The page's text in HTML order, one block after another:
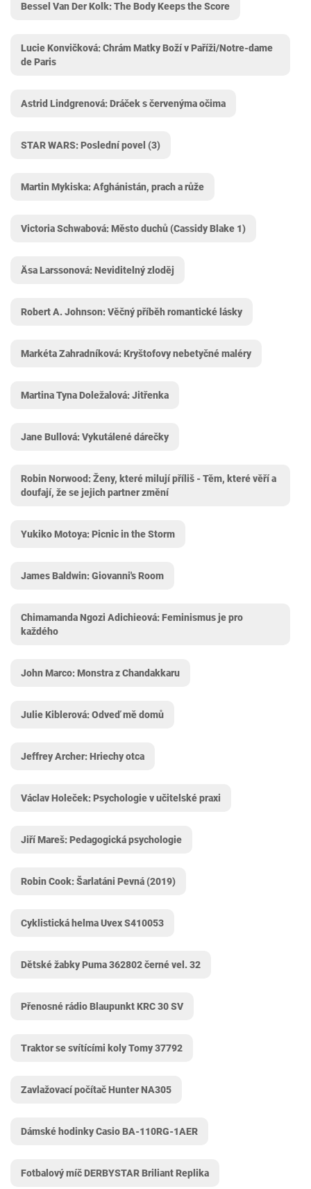
Bessel Van Der Kolk: The Body Keeps the Score
Lucie Konvičková: Chrám Matky Boží v Paříži/Notre-dame
de Paris
Astrid Lindgrenová: Dráček s červenýma očima
STAR WARS: Poslední povel (3)
Martin Mykiska: Afghánistán, prach a růže
Victoria Schwabová: Město duchů (Cassidy Blake 1)
Äsa Larssonová: Neviditelný zloděj
Robert A. Johnson: Věčný příběh romantické lásky
Markéta Zahradníková: Kryštofovy nebetyčné maléry
Martina Tyna Doležalová: Jitřenka
Jane Bullová: Vykutálené dárečky
Robin Norwood: Ženy, které milují příliš - Těm, které věří a
doufají, že se jejich partner změní
Yukiko Motoya: Picnic in the Storm
James Baldwin: Giovanni's Room
Chimamanda Ngozi Adichieová: Feminismus je pro
každého
John Marco: Monstra z Chandakkaru
Julie Kiblerová: Odveď mě domů
Jeffrey Archer: Hriechy otca
Václav Holeček: Psychologie v učitelské praxi
Jiří Mareš: Pedagogická psychologie
Robin Cook: Šarlatáni Pevná (2019)
Cyklistická helma Uvex ‎S410053
Dětské žabky Puma 362802 černé vel. 32
Přenosné rádio Blaupunkt KRC 30 SV
Traktor se svítícími koly Tomy ‎37792
Zavlažovací počítač Hunter ‎NA305
Dámské hodinky Casio BA-110RG-1AER
Fotbalový míč DERBYSTAR Briliant Replika